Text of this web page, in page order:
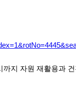
지 자원 재활용과